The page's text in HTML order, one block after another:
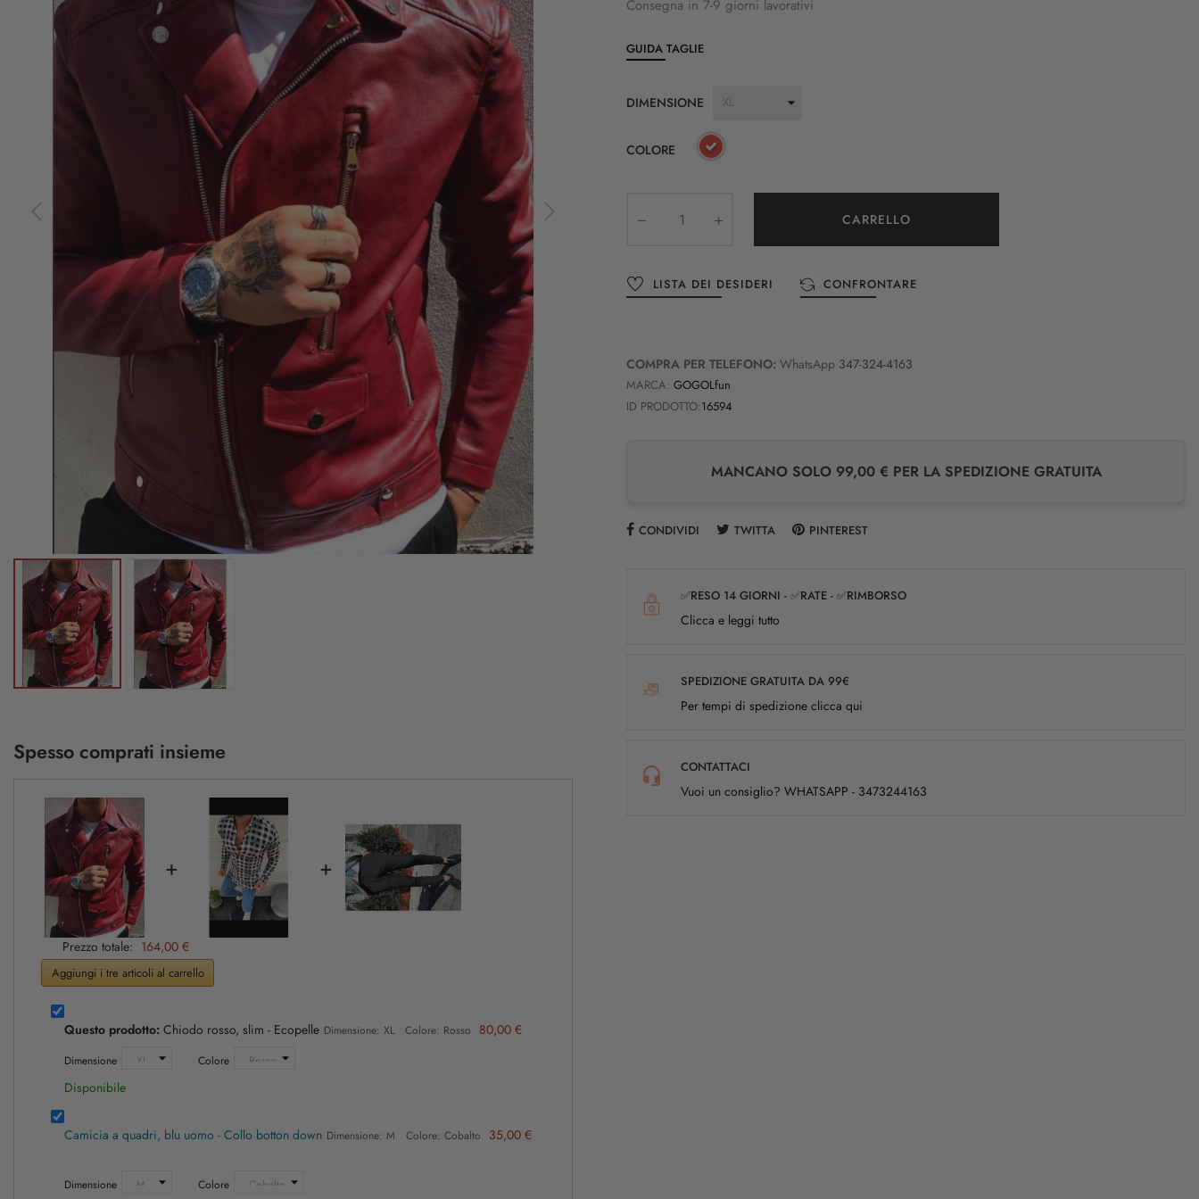
Spesso comprati insieme
+ +
Prezzo totale: 164,00 €
Aggiungi i tre articoli al carrello
Questo prodotto: Chiodo rosso, slim - Ecopelle Dimensione: XL Colore: Rosso 80,00 €
Dimensione Colore
Disponibile
Camicia a quadri, blu uomo - Collo botton down Dimensione: M Colore: Cobalto 35,00 €
Dimensione Colore
Consegna in 7-9 giorni lavorativi
GUIDA TAGLIE
DIMENSIONE
COLORE
CARRELLO
LISTA DEI DESIDERI CONFRONTARE
COMPRA PER TELEFONO: WhatsApp 347-324-4163
MARCA: GOGOLfun
ID PRODOTTO:16594
MANCANO SOLO 99,00 € PER LA SPEDIZIONE GRATUITA
CONDIVIDI TWITTA PINTEREST
✅RESO 14 GIORNI - ✅RATE - ✅RIMBORSO
Clicca e leggi tutto
SPEDIZIONE GRATUITA DA 99€
Per tempi di spedizione clicca qui
CONTATTACI
Vuoi un consiglio? WHATSAPP - 3473244163